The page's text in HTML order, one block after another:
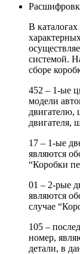
В
системой.
сборе
452 – 1-ые
модели
двигателю,
двигателя,
17 – 1-ые
являются
“Коробки
01 – 2-рые
являются
случае
105 –
номер,
детали, в